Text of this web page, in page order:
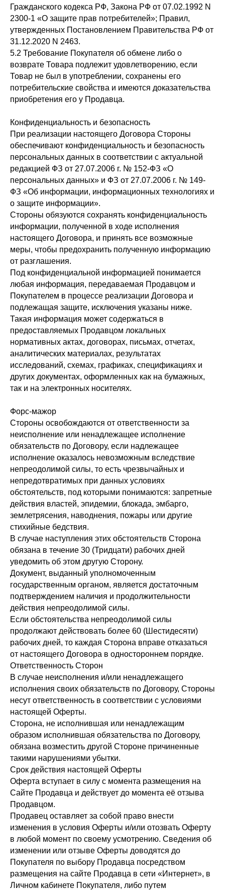
Гражданского кодекса РФ, Закона РФ от 07.02.1992 N
2300-1 «О защите прав потребителей»; Правил,
утвержденных Постановлением Правительства РФ от
31.12.2020 N 2463.
5.2 Требование Покупателя об обмене либо о
возврате Товара подлежит удовлетворению, если
Товар не был в употреблении, сохранены его
потребительские свойства и имеются доказательства
приобретения его у Продавца.
Конфиденциальность и безопасность
При реализации настоящего Договора Стороны
обеспечивают конфиденциальность и безопасность
персональных данных в соответствии с актуальной
редакцией ФЗ от 27.07.2006 г. № 152-ФЗ «О
персональных данных» и ФЗ от 27.07.2006 г. № 149-
ФЗ «Об информации, информационных технологиях и
о защите информации».
Стороны обязуются сохранять конфиденциальность
информации, полученной в ходе исполнения
настоящего Договора, и принять все возможные
меры, чтобы предохранить полученную информацию
от разглашения.
Под конфиденциальной информацией понимается
любая информация, передаваемая Продавцом и
Покупателем в процессе реализации Договора и
подлежащая защите, исключения указаны ниже.
Такая информация может содержаться в
предоставляемых Продавцом локальных
нормативных актах, договорах, письмах, отчетах,
аналитических материалах, результатах
исследований, схемах, графиках, спецификациях и
других документах, оформленных как на бумажных,
так и на электронных носителях.
Форс-мажор
Стороны освобождаются от ответственности за
неисполнение или ненадлежащее исполнение
обязательств по Договору, если надлежащее
исполнение оказалось невозможным вследствие
непреодолимой силы, то есть чрезвычайных и
непредотвратимых при данных условиях
обстоятельств, под которыми понимаются: запретные
действия властей, эпидемии, блокада, эмбарго,
землетрясения, наводнения, пожары или другие
стихийные бедствия.
В случае наступления этих обстоятельств Сторона
обязана в течение 30 (Тридцати) рабочих дней
уведомить об этом другую Сторону.
Документ, выданный уполномоченным
государственным органом, является достаточным
подтверждением наличия и продолжительности
действия непреодолимой силы.
Если обстоятельства непреодолимой силы
продолжают действовать более 60 (Шестидесяти)
рабочих дней, то каждая Сторона вправе отказаться
от настоящего Договора в одностороннем порядке.
Ответственность Сторон
В случае неисполнения и/или ненадлежащего
исполнения своих обязательств по Договору, Стороны
несут ответственность в соответствии с условиями
настоящей Оферты.
Сторона, не исполнившая или ненадлежащим
образом исполнившая обязательства по Договору,
обязана возместить другой Стороне причиненные
такими нарушениями убытки.
Срок действия настоящей Оферты
Оферта вступает в силу с момента размещения на
Сайте Продавца и действует до момента её отзыва
Продавцом.
Продавец оставляет за собой право внести
изменения в условия Оферты и/или отозвать Оферту
в любой момент по своему усмотрению. Сведения об
изменении или отзыве Оферты доводятся до
Покупателя по выбору Продавца посредством
размещения на сайте Продавца в сети «Интернет», в
Личном кабинете Покупателя, либо путем